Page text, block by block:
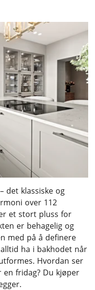
det klassiske og
over 112
et stort pluss for
er behagelig og
med på å definere
ha i bakhodet når
Hvordan ser
en fridag? Du kjøper